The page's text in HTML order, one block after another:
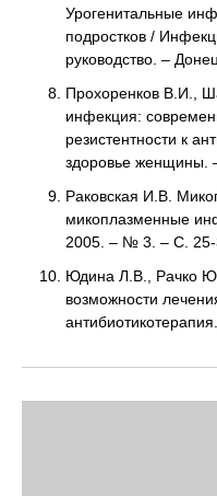
Урогенитальные
подростков /
руководство. –
Прохоренков В.И.,
инфекция:
резистентности к
здоровье женщины.
Раковская И.В.
микоплазменные
2005. – № 3. – С. 25-
Юдина Л.В., Рачко
возможности